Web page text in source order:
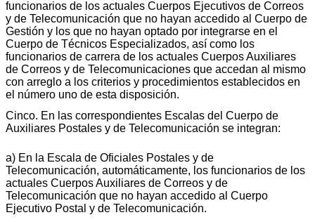
funcionarios de los actuales Cuerpos Ejecutivos de Correos
y de Telecomunicación que no hayan accedido al Cuerpo de
Gestión y los que no hayan optado por integrarse en el
Cuerpo de Técnicos Especializados, así como los
funcionarios de carrera de los actuales Cuerpos Auxiliares
de Correos y de Telecomunicaciones que accedan al mismo
con arreglo a los criterios y procedimientos establecidos en
el número uno de esta disposición.
Cinco. En las correspondientes Escalas del Cuerpo de
Auxiliares Postales y de Telecomunicación se integran:
a) En la Escala de Oficiales Postales y de
Telecomunicación, automáticamente, los funcionarios de los
actuales Cuerpos Auxiliares de Correos y de
Telecomunicación que no hayan accedido al Cuerpo
Ejecutivo Postal y de Telecomunicación.